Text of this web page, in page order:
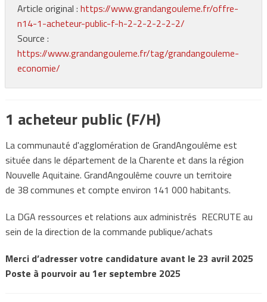
Article original : https://www.grandangouleme.fr/offre-
n14-1-acheteur-public-f-h-2-2-2-2-2-2/
Source :
https://www.grandangouleme.fr/tag/grandangouleme-
economie/
1 acheteur public (F/H)
La communauté d'agglomération de GrandAngoulême est
située dans le département de la Charente et dans la région
Nouvelle Aquitaine. GrandAngoulême couvre un territoire
de 38 communes et compte environ 141 000 habitants.
La DGA ressources et relations aux administrés RECRUTE au
sein de la direction de la commande publique/achats
Merci d’adresser votre candidature avant le 23 avril 2025
Poste à pourvoir au 1er septembre 2025